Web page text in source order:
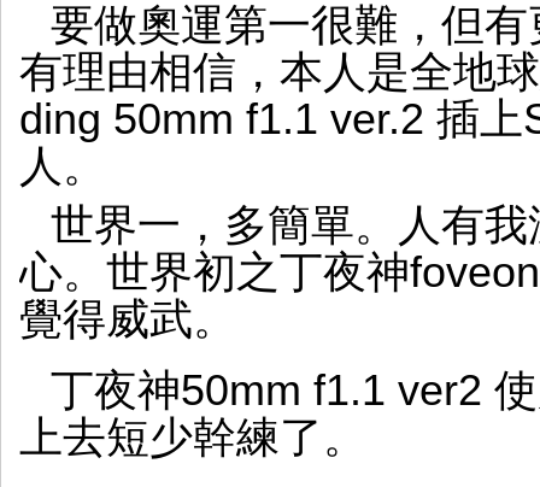
要做奧運第一很難，但
有理由相信，本人是全地
ding 50mm f1.1 ver.2 插
人。
世界一，多簡單。人有
心。世界初之丁夜神
覺得威武。
丁夜神50mm f1.1 ver2
上去短少幹練了。